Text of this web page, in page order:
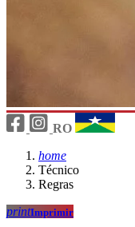
RO
home
Técnico
Regras
printImprimir